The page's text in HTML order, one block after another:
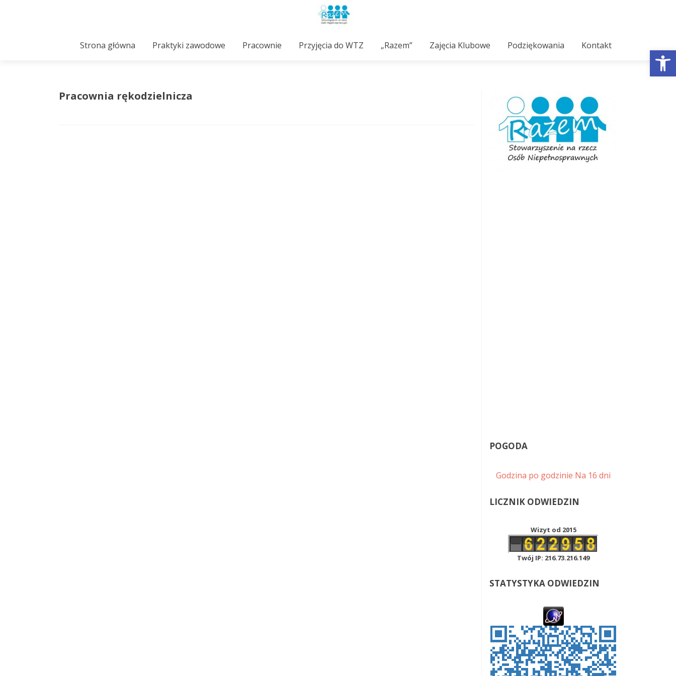
Open
Strona główna Praktyki zawodowe Pracownie Przyjęcia do WTZ „Razem” Zajęcia Klubowe Podziękowania Kontakt
Pracownia rękodzielnicza
POGODA
Godzina po godzinie Na 16 dni
LICZNIK ODWIEDZIN
Wizyt od 2015
Twój IP: 216.73.216.149
STATYSTYKA ODWIEDZIN